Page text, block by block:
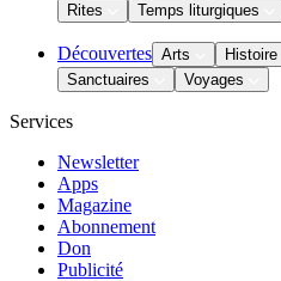
Rites
Temps liturgiques
Découvertes Arts Histoire
Sanctuaires
Voyages
Services
Newsletter
Apps
Magazine
Abonnement
Don
Publicité